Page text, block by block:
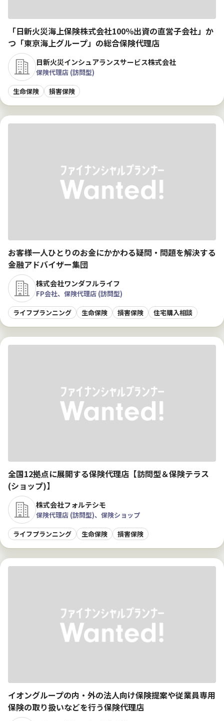
「日新火災海上保険株式会社100％出資の直営子会社」か
つ「東京海上グループ」の総合保険代理店
日新火災インシュアランスサービス株式会社
保険代理店 (訪問型)
生命保険
損害保険
お客様一人ひとりのお金にかかわる疑問・問題を解決する
金融アドバイザー集団
株式会社ワンダフルライフ
FP会社、保険代理店 (訪問型)
ライフプランニング
生命保険 損害保険 住宅購入相談
全国12拠点に展開する保険代理店【訪問型＆保険テラス
(ショップ)】
株式会社フォルテシモ
保険代理店 (訪問型)、保険ショップ
ライフプランニング
生命保険 損害保険
イオングループの内・外の法人向け保険提案や従業員専用
保険の取り扱いなどを行う保険代理店